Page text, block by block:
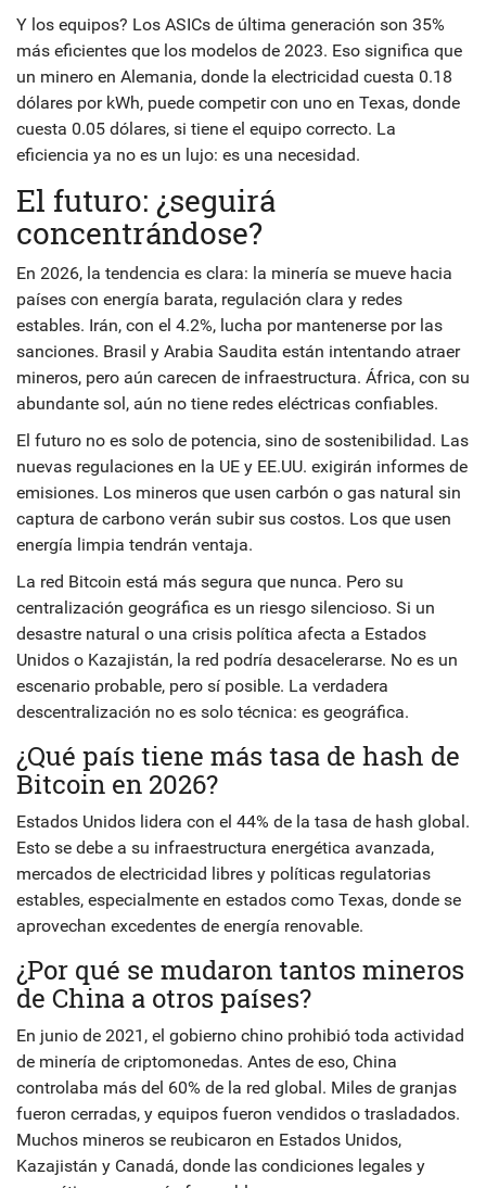
Y los equipos? Los ASICs de última generación son 35%
más eficientes que los modelos de 2023. Eso significa que
un minero en Alemania, donde la electricidad cuesta 0.18
dólares por kWh, puede competir con uno en Texas, donde
cuesta 0.05 dólares, si tiene el equipo correcto. La
eficiencia ya no es un lujo: es una necesidad.
El futuro: ¿seguirá
concentrándose?
En 2026, la tendencia es clara: la minería se mueve hacia
países con energía barata, regulación clara y redes
estables. Irán, con el 4.2%, lucha por mantenerse por las
sanciones. Brasil y Arabia Saudita están intentando atraer
mineros, pero aún carecen de infraestructura. África, con su
abundante sol, aún no tiene redes eléctricas confiables.
El futuro no es solo de potencia, sino de sostenibilidad. Las
nuevas regulaciones en la UE y EE.UU. exigirán informes de
emisiones. Los mineros que usen carbón o gas natural sin
captura de carbono verán subir sus costos. Los que usen
energía limpia tendrán ventaja.
La red Bitcoin está más segura que nunca. Pero su
centralización geográfica es un riesgo silencioso. Si un
desastre natural o una crisis política afecta a Estados
Unidos o Kazajistán, la red podría desacelerarse. No es un
escenario probable, pero sí posible. La verdadera
descentralización no es solo técnica: es geográfica.
¿Qué país tiene más tasa de hash de
Bitcoin en 2026?
Estados Unidos lidera con el 44% de la tasa de hash global.
Esto se debe a su infraestructura energética avanzada,
mercados de electricidad libres y políticas regulatorias
estables, especialmente en estados como Texas, donde se
aprovechan excedentes de energía renovable.
¿Por qué se mudaron tantos mineros
de China a otros países?
En junio de 2021, el gobierno chino prohibió toda actividad
de minería de criptomonedas. Antes de eso, China
controlaba más del 60% de la red global. Miles de granjas
fueron cerradas, y equipos fueron vendidos o trasladados.
Muchos mineros se reubicaron en Estados Unidos,
Kazajistán y Canadá, donde las condiciones legales y